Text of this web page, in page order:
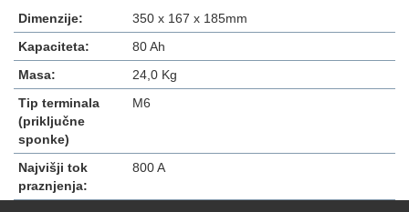
Dimenzije:
350 x 167 x 185mm
Kapaciteta:
80 Ah
Masa:
24,0 Kg
Tip terminala
(priključne
sponke)
M6
Najvišji tok
praznjenja:
800 A